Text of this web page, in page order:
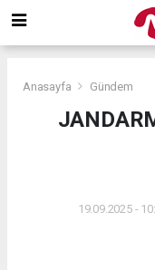
Anasayfa Gündem
19.09.2025 -